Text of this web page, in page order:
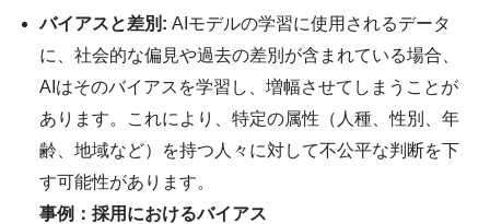
バイアスと差別: AIモデルの学習に使用されるデータ
に、社会的な偏見や過去の差別が含まれている場合、
AIはそのバイアスを学習し、増幅させてしまうことが
あります。これにより、特定の属性（人種、性別、年
齢、地域など）を持つ人々に対して不公平な判断を下
す可能性があります。
事例：採用におけるバイアス